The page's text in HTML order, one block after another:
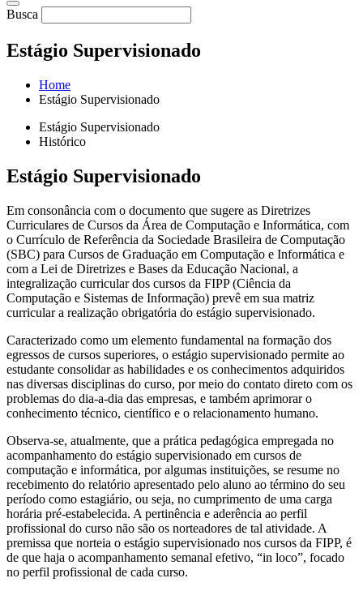
Busca
Estágio Supervisionado
Home
Estágio Supervisionado
Estágio Supervisionado
Histórico
Estágio Supervisionado
Em consonância com o documento que sugere as Diretrizes
Curriculares de Cursos da Área de Computação e Informática, com
o Currículo de Referência da Sociedade Brasileira de Computação
(SBC) para Cursos de Graduação em Computação e Informática e
com a Lei de Diretrizes e Bases da Educação Nacional, a
integralização curricular dos cursos da FIPP (Ciência da
Computação e Sistemas de Informação) prevê em sua matriz
curricular a realização obrigatória do estágio supervisionado.
Caracterizado como um elemento fundamental na formação dos
egressos de cursos superiores, o estágio supervisionado permite ao
estudante consolidar as habilidades e os conhecimentos adquiridos
nas diversas disciplinas do curso, por meio do contato direto com os
problemas do dia-a-dia das empresas, e também aprimorar o
conhecimento técnico, científico e o relacionamento humano.
Observa-se, atualmente, que a prática pedagógica empregada no
acompanhamento do estágio supervisionado em cursos de
computação e informática, por algumas instituições, se resume no
recebimento do relatório apresentado pelo aluno ao término do seu
período como estagiário, ou seja, no cumprimento de uma carga
horária pré-estabelecida. A pertinência e aderência ao perfil
profissional do curso não são os norteadores de tal atividade. A
premissa que norteia o estágio supervisionado nos cursos da FIPP, é
de que haja o acompanhamento semanal efetivo, “in loco”, focado
no perfil profissional de cada curso.